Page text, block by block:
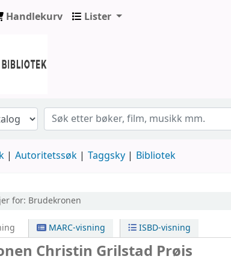
Handlekurv Lister
Autoritetssøk Taggsky Bibliotek
for: Brudekronen
MARC-visning ISBD-visning
Christin Grilstad Prøis